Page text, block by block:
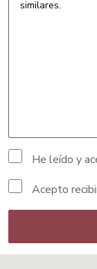
He leído y
Acepto